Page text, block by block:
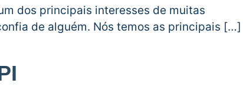
dos principais interesses de muitas
de alguém. Nós temos as principais […]